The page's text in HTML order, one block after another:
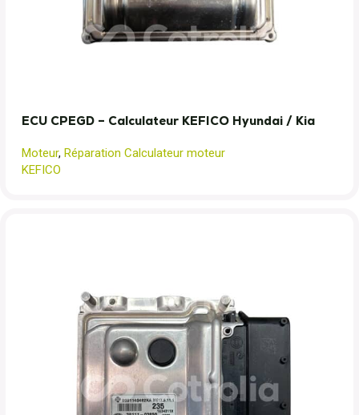
ECU CPEGD – Calculateur KEFICO Hyundai / Kia
Moteur, Réparation Calculateur moteur
KEFICO